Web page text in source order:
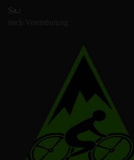
Sa.:
nach Vereinbarung